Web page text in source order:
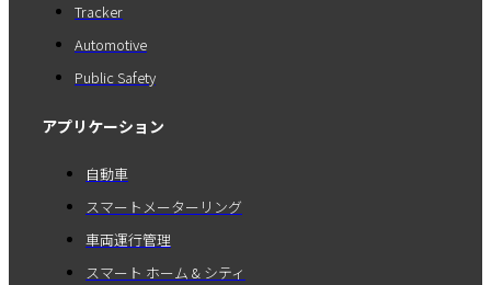
Tracker
Automotive
Public Safety
アプリケーション
自動車
スマートメーターリング
車両運行管理
スマート ホーム & シティ